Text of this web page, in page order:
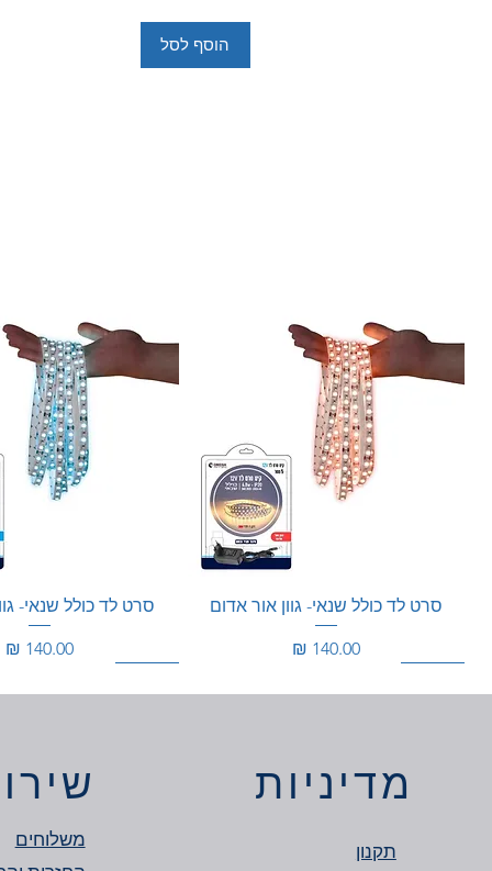
הוסף לסל
סרט לד כולל שנאי- גוון אור אדום
מחיר‏140.00 ‏₪
סרט לד כולל שנאי-
מחיר
משלוחים
מדיניות
תקנון